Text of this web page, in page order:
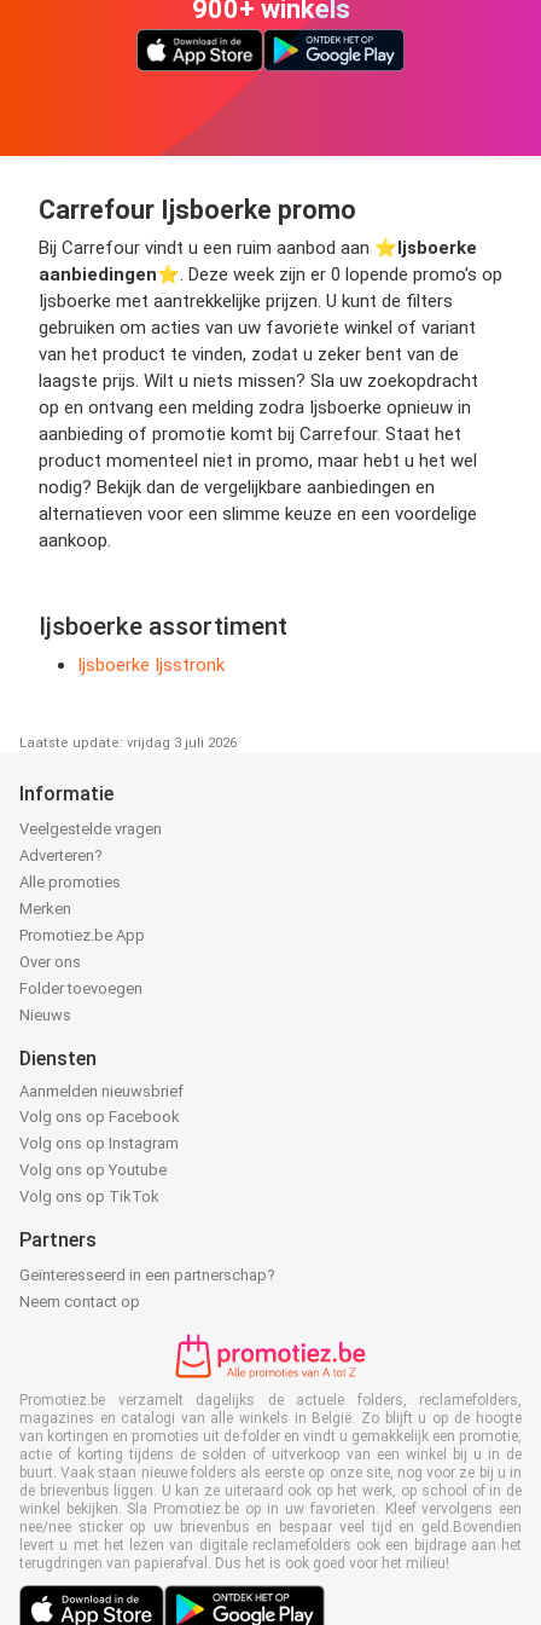
900+ winkels
Carrefour Ijsboerke promo
Bij Carrefour vindt u een ruim aanbod aan ⭐️Ijsboerke
aanbiedingen⭐️. Deze week zijn er 0 lopende promo’s op
Ijsboerke met aantrekkelijke prijzen. U kunt de filters
gebruiken om acties van uw favoriete winkel of variant
van het product te vinden, zodat u zeker bent van de
laagste prijs. Wilt u niets missen? Sla uw zoekopdracht
op en ontvang een melding zodra Ijsboerke opnieuw in
aanbieding of promotie komt bij Carrefour. Staat het
product momenteel niet in promo, maar hebt u het wel
nodig? Bekijk dan de vergelijkbare aanbiedingen en
alternatieven voor een slimme keuze en een voordelige
aankoop.
Ijsboerke assortiment
Ijsboerke Ijsstronk
Laatste update: vrijdag 3 juli 2026
Informatie
Veelgestelde vragen
Adverteren?
Alle promoties
Merken
Promotiez.be App
Over ons
Folder toevoegen
Nieuws
Diensten
Aanmelden nieuwsbrief
Volg ons op Facebook
Volg ons op Instagram
Volg ons op Youtube
Volg ons op TikTok
Partners
Geïnteresseerd in een partnerschap?
Neem contact op
Promotiez.be verzamelt dagelijks de actuele folders, reclamefolders,
magazines en catalogi van alle winkels in België. Zo blijft u op de hoogte
van kortingen en promoties uit de folder en vindt u gemakkelijk een promotie,
actie of korting tijdens de solden of uitverkoop van een winkel bij u in de
buurt. Vaak staan nieuwe folders als eerste op onze site, nog voor ze bij u in
de brievenbus liggen. U kan ze uiteraard ook op het werk, op school of in de
winkel bekijken. Sla Promotiez.be op in uw favorieten. Kleef vervolgens een
nee/nee sticker op uw brievenbus en bespaar veel tijd en geld.Bovendien
levert u met het lezen van digitale reclamefolders ook een bijdrage aan het
terugdringen van papierafval. Dus het is ook goed voor het milieu!